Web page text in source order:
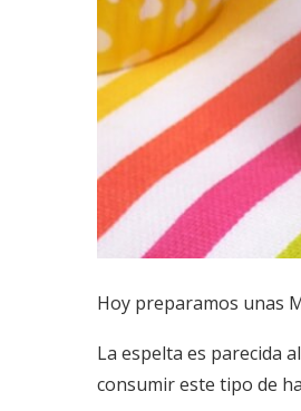
Hoy preparamos unas
La espelta es parecida
consumir este tipo de